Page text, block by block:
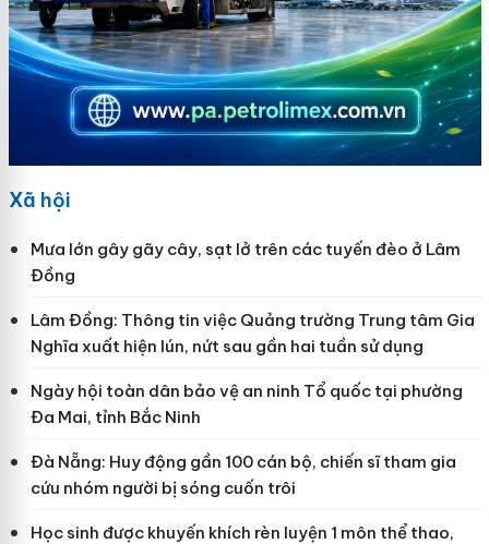
Xã hội
Mưa lớn gây gãy cây, sạt lở trên các tuyến đèo ở Lâm
Đồng
Lâm Đồng: Thông tin việc Quảng trường Trung tâm Gia
Nghĩa xuất hiện lún, nứt sau gần hai tuần sử dụng
Ngày hội toàn dân bảo vệ an ninh Tổ quốc tại phường
Đa Mai, tỉnh Bắc Ninh
Đà Nẵng: Huy động gần 100 cán bộ, chiến sĩ tham gia
cứu nhóm người bị sóng cuốn trôi
Học sinh được khuyến khích rèn luyện 1 môn thể thao,